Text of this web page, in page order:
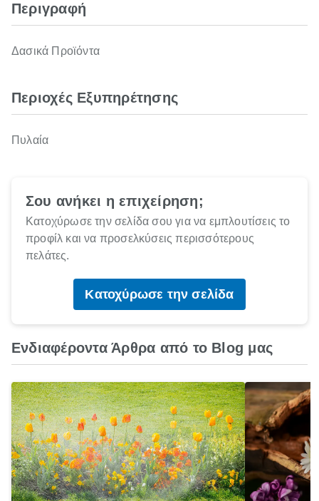
Περιγραφή
Δασικά Προϊόντα
Περιοχές Εξυπηρέτησης
Πυλαία
Σου ανήκει η επιχείρηση;
Κατοχύρωσε την σελίδα σου για να εμπλουτίσεις το
προφίλ και να προσελκύσεις περισσότερους
πελάτες.
Κατοχύρωσε την σελίδα
Ενδιαφέροντα Άρθρα από το Blog μας